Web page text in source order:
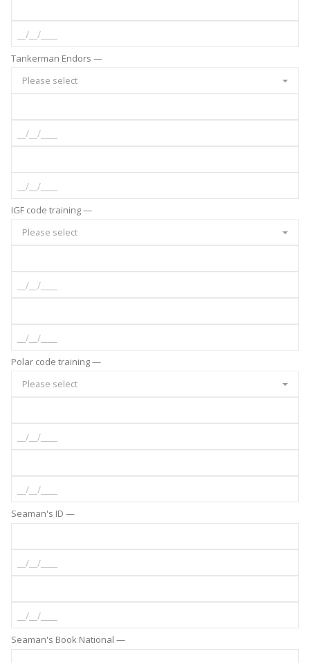
Tankerman Endors —
Please select
IGF code training —
Please select
Polar code training —
Please select
Seaman's ID —
Seaman's Book National —